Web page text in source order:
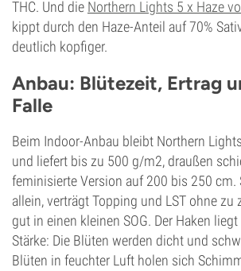
THC. Und die Northern Lights 5 x Haze
kippt durch den Haze-Anteil auf 70%
deutlich kopfiger.
Anbau: Blütezeit, Ertrag
Falle
Beim Indoor-Anbau bleibt Northern
und liefert bis zu 500 g/m2, draußen
feminisierte Version auf 200 bis 250 cm.
allein, verträgt Topping und LST ohne zu
gut in einen kleinen SOG. Der Haken
Stärke: Die Blüten werden dicht und
Blüten in feuchter Luft holen sich